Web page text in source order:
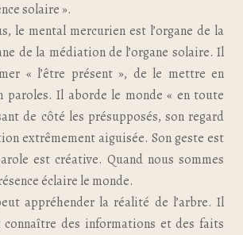
solaire ».
le mental mercurien est l’organe de la
de la médiation de l’organe solaire. Il
« l’être présent », de le mettre en
paroles. Il aborde le monde « en toute
de côté les présupposés, son regard
extrêmement aiguisée. Son geste est
est créative. Quand nous sommes
éclaire le monde.
appréhender la réalité de l’arbre. Il
connaître des informations et des faits